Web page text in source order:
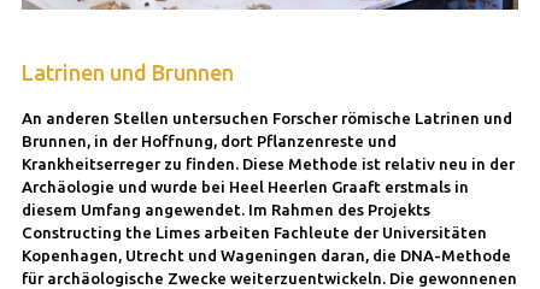
Latrinen und Brunnen
An anderen Stellen untersuchen Forscher römische Latrinen und
Brunnen, in der Hoffnung, dort Pflanzenreste und
Krankheitserreger zu finden. Diese Methode ist relativ neu in der
Archäologie und wurde bei Heel Heerlen Graaft erstmals in
diesem Umfang angewendet. Im Rahmen des Projekts
Constructing the Limes arbeiten Fachleute der Universitäten
Kopenhagen, Utrecht und Wageningen daran, die DNA-Methode
für archäologische Zwecke weiterzuentwickeln. Die gewonnenen